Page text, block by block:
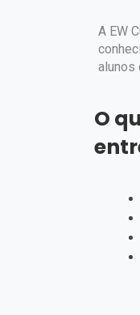
A EW
alunos
O